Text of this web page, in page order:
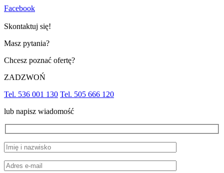
Facebook
Skontaktuj się!
Masz pytania?
Chcesz poznać ofertę?
ZADZWOŃ
Tel. 536 001 130 Tel. 505 666 120
lub napisz wiadomość